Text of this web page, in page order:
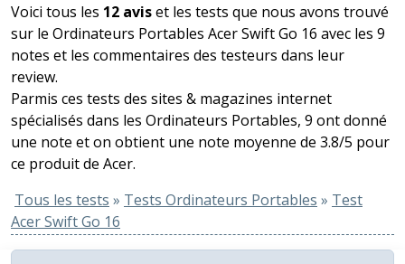
Voici tous les 12 aviset les tests que nous avons trouvé
sur le Ordinateurs Portables Acer Swift Go 16 avec les 9
notes et les commentaires des testeurs dans leur
review.
Parmis ces tests des sites & magazines internet
spécialisés dans les Ordinateurs Portables, 9 ont donné
une note et on obtient une note moyenne de 3.8/5 pour
ce produit de Acer.
Tous les tests » Tests Ordinateurs Portables » Test
Acer Swift Go 16